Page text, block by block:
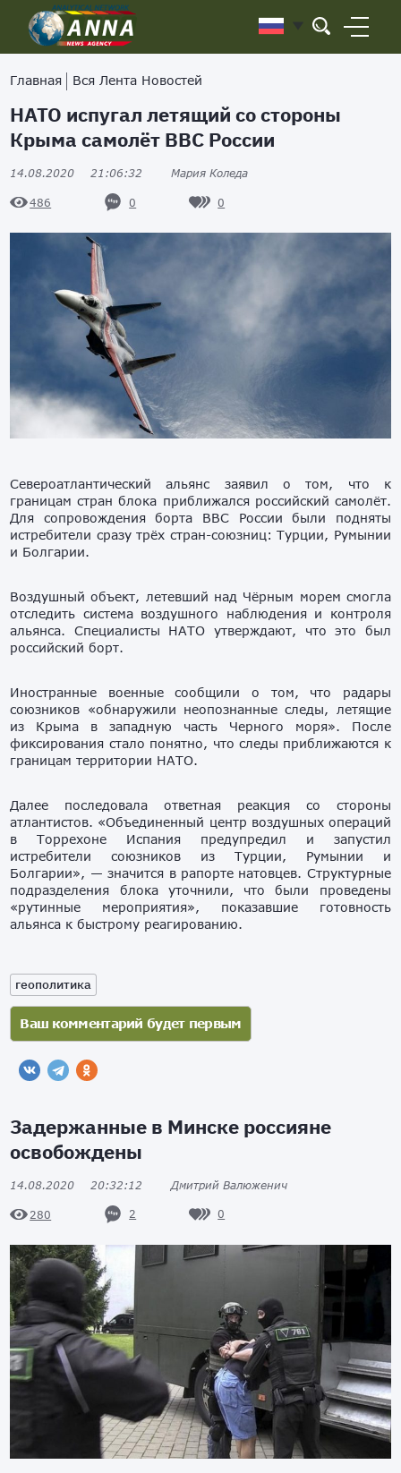
Главная Вся Лента Новостей
НАТО испугал летящий со стороны
Крыма самолёт ВВС России
14.08.2020 21:06:32 Мария Коледа
486 0 0
Североатлантический альянс заявил о том, что к
границам стран блока приближался российский самолёт.
Для сопровождения борта ВВС России были подняты
истребители сразу трёх стран-союзниц: Турции, Румынии
и Болгарии.
Воздушный объект, летевший над Чёрным морем смогла
отследить система воздушного наблюдения и контроля
альянса. Специалисты НАТО утверждают, что это был
российский борт.
Иностранные военные сообщили о том, что радары
союзников «обнаружили неопознанные следы, летящие
из Крыма в западную часть Черного моря». После
фиксирования стало понятно, что следы приближаются к
границам территории НАТО.
Далее последовала ответная реакция со стороны
атлантистов. «Объединенный центр воздушных операций
в Торрехоне Испания предупредил и запустил
истребители союзников из Турции, Румынии и
Болгарии», — значится в рапорте натовцев. Структурные
подразделения блока уточнили, что были проведены
«рутинные мероприятия», показавшие готовность
альянса к быстрому реагированию.
геополитика
Задержанные в Минске россияне
освобождены
14.08.2020 20:32:12 Дмитрий Валюженич
280 2 0